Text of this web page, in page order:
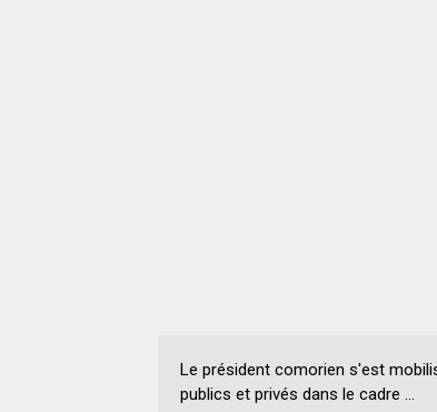
Le président comorien s'est
publics et privés dans le cadre ...